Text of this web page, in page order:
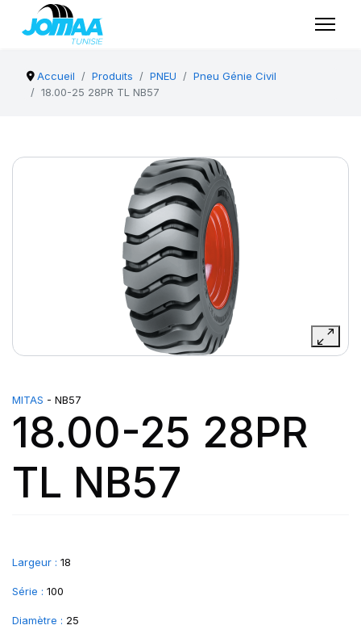
Accueil Produits PNEU
Pneu Génie Civil
18.00-25 28PR TL NB57
MITAS - NB57
18.00-25 28PR
TL NB57
Largeur : 18
Série : 100
Diamètre : 25